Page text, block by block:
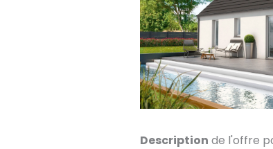
Description de l'offre